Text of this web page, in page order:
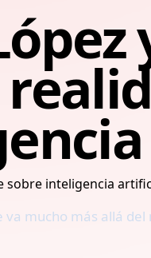
mucho más allá